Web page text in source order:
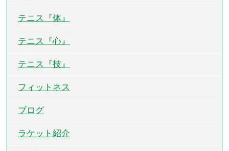
テニス『体』
テニス『心』
テニス『技』
フィットネス
ブログ
ラケット紹介